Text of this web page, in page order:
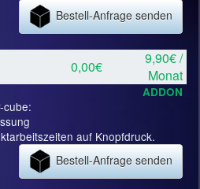
Bestell-Anfrage senden
0,00€
9,90€ /
Monat
ADDON
cube:
auf Knopfdruck.
Bestell-Anfrage senden